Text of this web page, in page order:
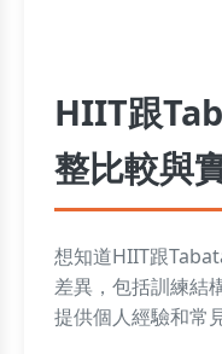
HIIT跟
整比較與
想知道HIIT跟
差異，包括訓練結
提供個人經驗和常